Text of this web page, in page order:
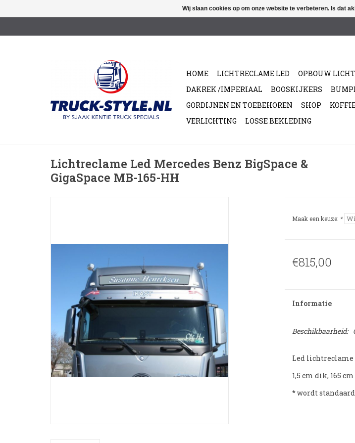
HOME LICHTRECLAME LED OPBOUW
DAKREK /IMPERIAAL
BOOSKIJKERS
GORDIJNEN EN TOEBEHOREN
SHOP
VERLICHTING
LOSSE BEKLEDING
Lichtreclame Led Mercedes Benz BigSpace &
GigaSpace MB-165-HH
Maak een keuze: *
€815,00
Informatie
Beschikbaarheid:
Led lichtreclame
1,5 cm dik, 165
* wordt
Wij slaan cookies op om onze website te verbeteren. Is dat